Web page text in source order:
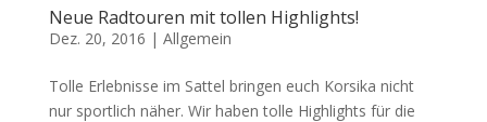
Neue Radtouren mit tollen Highlights!
Dez. 20, 2016 | Allgemein
Tolle Erlebnisse im Sattel bringen euch Korsika nicht
nur sportlich näher. Wir haben tolle Highlights für die